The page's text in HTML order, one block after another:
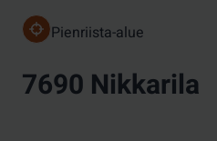
Pienriista-alue
7690 Nikkarila